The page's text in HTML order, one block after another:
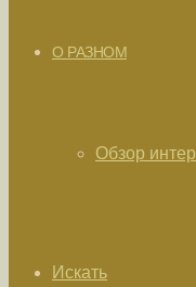
О РАЗНОМ
Обзор
Искать